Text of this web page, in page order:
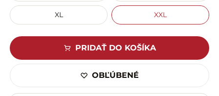
XL XXL
PRIDAŤ DO KOŠÍKA
OBĽÚBENÉ